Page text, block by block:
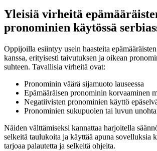
Yleisiä virheitä
pronominien käytössä
Oppijoilla esiintyy usein haasteita
kanssa, erityisesti taivutuksen ja oikean
suhteen. Tavallisia virheitä ovat:
Pronominin väärä sijamuoto lauseessa
Epämääräisen pronominin korvaaminen
Negatiivisten pronominien käyttö
Pronominien sukupuolen tai luvun
Näiden välttämiseksi kannattaa harjoitella
selkeitä taulukoita ja käyttää apuna sovelluksia
tarjoaa palautetta ja selkeitä ohjeita.